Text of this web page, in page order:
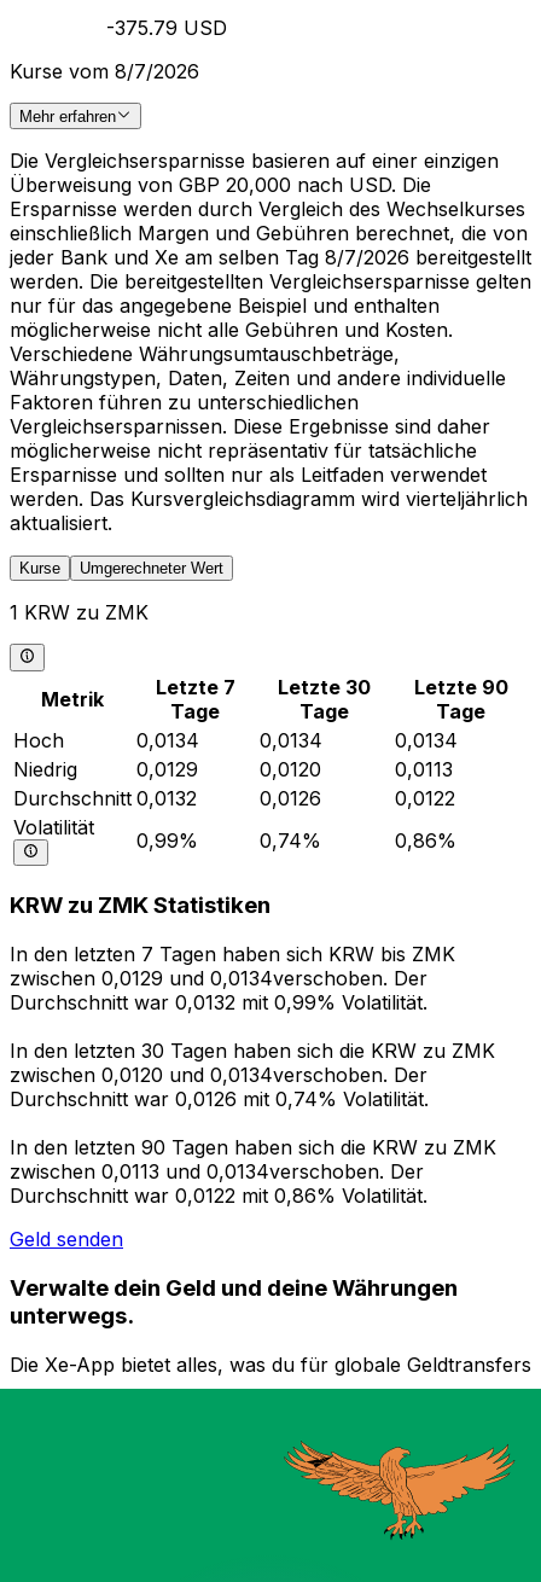
-375.79 USD
Kurse vom 8/7/2026
Mehr erfahren
Die Vergleichsersparnisse basieren auf einer einzigen
Überweisung von GBP 20,000 nach USD. Die
Ersparnisse werden durch Vergleich des Wechselkurses
einschließlich Margen und Gebühren berechnet, die von
jeder Bank und Xe am selben Tag 8/7/2026 bereitgestellt
werden. Die bereitgestellten Vergleichsersparnisse gelten
nur für das angegebene Beispiel und enthalten
möglicherweise nicht alle Gebühren und Kosten.
Verschiedene Währungsumtauschbeträge,
Währungstypen, Daten, Zeiten und andere individuelle
Faktoren führen zu unterschiedlichen
Vergleichsersparnissen. Diese Ergebnisse sind daher
möglicherweise nicht repräsentativ für tatsächliche
Ersparnisse und sollten nur als Leitfaden verwendet
werden. Das Kursvergleichsdiagramm wird vierteljährlich
aktualisiert.
Kurse Umgerechneter Wert
1 KRW zu ZMK
Metrik
Letzte 7
Tage
Letzte 30
Tage
Letzte 90
Tage
Hoch
0,0134 0,0134
0,0134
Niedrig
0,0129 0,0120
0,0113
Durchschnitt 0,0132 0,0126
0,0122
Volatilität
0,99% 0,74% 0,86%
KRW zu ZMK Statistiken
In den letzten 7 Tagen haben sich KRW bis ZMK
zwischen 0,0129 und 0,0134verschoben. Der
Durchschnitt war 0,0132 mit 0,99% Volatilität.
In den letzten 30 Tagen haben sich die KRW zu ZMK
zwischen 0,0120 und 0,0134verschoben. Der
Durchschnitt war 0,0126 mit 0,74% Volatilität.
In den letzten 90 Tagen haben sich die KRW zu ZMK
zwischen 0,0113 und 0,0134verschoben. Der
Durchschnitt war 0,0122 mit 0,86% Volatilität.
Geld senden
Verwalte dein Geld und deine Währungen
unterwegs.
Die Xe-App bietet alles, was du für globale Geldtransfers
und Währungsmanagement benötigst. Währungen
Geld ins Ausland überweisen, ohne versteckte
Gebühren. Heute herunterladen!